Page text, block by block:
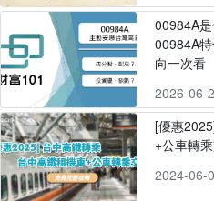
00984A
00984A
向一次看
2026-06-
[優惠
+公車轉
2024-06-